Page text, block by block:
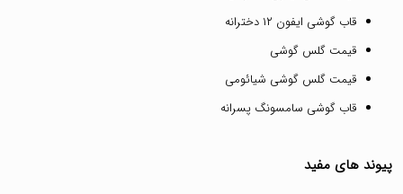
قاب گوشی ایفون ۱۲ دخترانه
قیمت گلس گوشی
قیمت گلس گوشی شیائومی
قاب گوشی سامسونگ پسرانه
پیوند های مفید